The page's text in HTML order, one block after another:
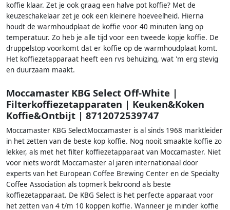
koffie klaar. Zet je ook graag een halve pot koffie? Met de
keuzeschakelaar zet je ook een kleinere hoeveelheid. Hierna
houdt de warmhoudplaat de koffie voor 40 minuten lang op
temperatuur. Zo heb je alle tijd voor een tweede kopje koffie. De
druppelstop voorkomt dat er koffie op de warmhoudplaat komt.
Het koffiezetapparaat heeft een rvs behuizing, wat 'm erg stevig
en duurzaam maakt.
Moccamaster KBG Select Off-White |
Filterkoffiezetapparaten | Keuken&Koken
Koffie&Ontbijt | 8712072539747
Moccamaster KBG SelectMoccamaster is al sinds 1968 marktleider
in het zetten van de beste kop koffie. Nog nooit smaakte koffie zo
lekker, als met het filter koffiezetapparaat van Moccamaster. Niet
voor niets wordt Moccamaster al jaren internationaal door
experts van het European Coffee Brewing Center en de Specialty
Coffee Association als topmerk bekroond als beste
koffiezetapparaat. De KBG Select is het perfecte apparaat voor
het zetten van 4 t/m 10 koppen koffie. Wanneer je minder koffie